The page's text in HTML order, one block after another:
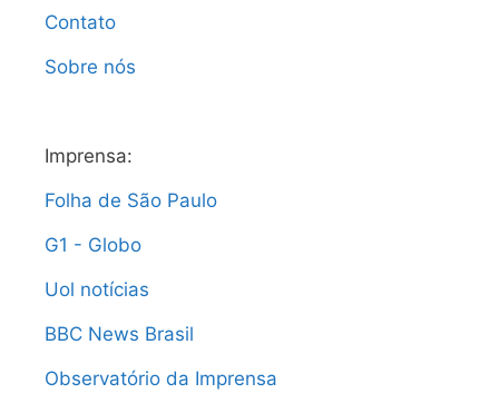
Contato
Sobre nós
Imprensa:
Folha de São Paulo
G1 - Globo
Uol notícias
BBC News Brasil
Observatório da Imprensa